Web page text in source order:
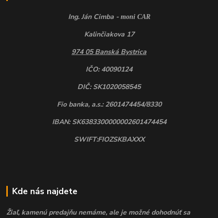
Ing. Ján Cimba - moni CAR
Kalinčiakova 17
974 05 Banská Bystrica
IČO: 40090124
DIČ: SK1020058545
Fio banka, a.s.: 2601474454/8330
IBAN: SK6383300000002601474454
SWIFT:FIOZSKBAXXX
Kde nás najdete
Žiaľ, kamenú predajňu nemáme, ale je možné dohodnúť sa